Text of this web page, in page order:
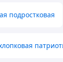
подростковая